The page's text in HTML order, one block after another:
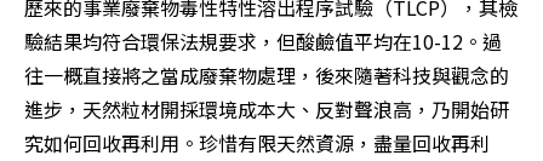
歷來的事業廢棄物毒性特性溶出程序試驗（TLCP），其檢
驗結果均符合環保法規要求，但酸鹼值平均在10-12。過
往一概直接將之當成廢棄物處理，後來隨著科技與觀念的
進步，天然粒材開採環境成本大、反對聲浪高，乃開始研
究如何回收再利用。珍惜有限天然資源，盡量回收再利